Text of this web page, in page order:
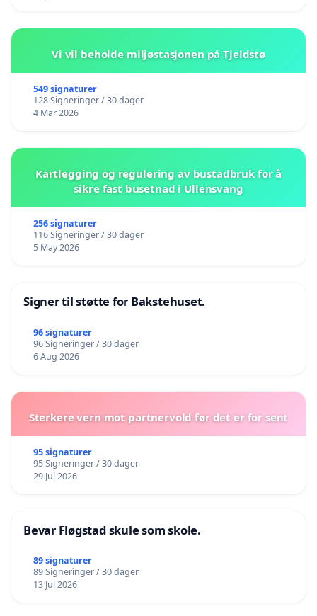
Vi vil beholde miljøstasjonen på Tjeldstø
549 signaturer
128 Signeringer / 30 dager
4 Mar 2026
Kartlegging og regulering av bustadbruk for å
sikre fast busetnad i Ullensvang
256 signaturer
116 Signeringer / 30 dager
5 May 2026
Signer til støtte for Bakstehuset.
96 signaturer
96 Signeringer / 30 dager
6 Aug 2026
Sterkere vern mot partnervold før det er for sent
95 signaturer
95 Signeringer / 30 dager
29 Jul 2026
Bevar Fløgstad skule som skole.
89 signaturer
89 Signeringer / 30 dager
13 Jul 2026